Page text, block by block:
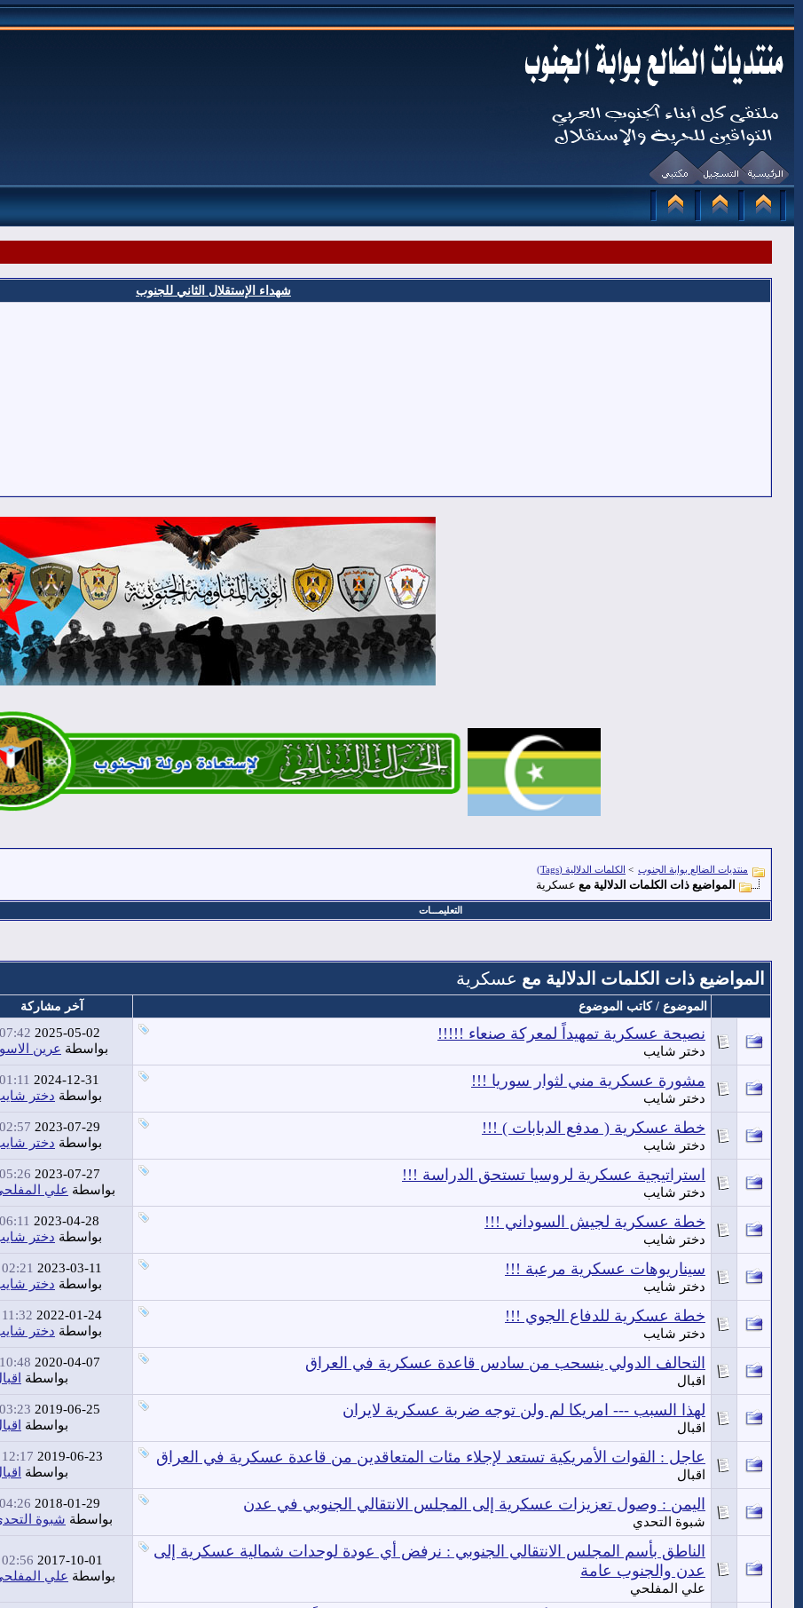
شهداء الإستقلال الثاني للجنوب
منتديات الضالع بوابة الجنوب > الكلمات الدلالية (Tags)
المواضيع ذات الكلمات الدلالية مع عسكرية
التعليمـــات
المواضيع ذات الكلمات الدلالية مع عسكرية
الموضوع / كاتب الموضوع آخر مشاركة
نصيحة عسكرية تمهيداً لمعركة صنعاء !!!!!
دختر شايب
2025-05-02
07:42 PM
بواسطة عرين
مشورة عسكرية مني لثوار سوريا !!!
دختر شايب
2024-12-31
01:11 PM
بواسطة دختر
خطة عسكرية ( مدفع الدبابات ) !!!
دختر شايب
2023-07-29
02:57 PM
بواسطة دختر
استراتيجية عسكرية لروسيا تستحق الدراسة !!!
دختر شايب
2023-07-27
05:26 PM
بواسطة علي
خطة عسكرية لجيش السوداني !!!
دختر شايب
2023-04-28
06:11 PM
بواسطة دختر
سيناريوهات عسكرية مرعبة !!!
دختر شايب
2023-03-11
02:21 AM
بواسطة دختر
خطة عسكرية للدفاع الجوي !!!
دختر شايب
2022-01-24
11:32 AM
بواسطة دختر
التحالف الدولي ينسحب من سادس قاعدة عسكرية في العراق
اقبال
2020-04-07
10:48 PM
بواسطة
لهذا السبب --- امريكا لم ولن توجه ضربة عسكرية لايران
اقبال
2019-06-25
03:23 PM
بواسطة
عاجل : القوات الأمريكية تستعد لإجلاء مئات المتعاقدين من قاعدة عسكرية في العراق
اقبال
2019-06-23
12:17 AM
بواسطة
اليمن : وصول تعزيزات عسكرية إلى المجلس الانتقالي الجنوبي في عدن
شبوة التحدي
2018-01-29
04:26 PM
بواسطة شبوة
الناطق بأسم المجلس الانتقالي الجنوبي : نرفض أي عودة لوحدات شمالية عسكرية إلى
عدن والجنوب عامة
علي المفلحي
2017-10-01
02:56 AM
بواسطة علي